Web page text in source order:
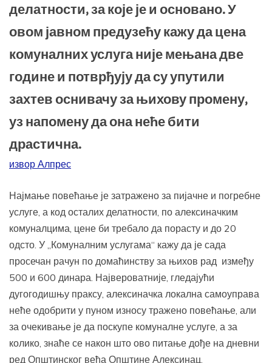
делатности, за које је и основано. У
овом јавном предузећу кажу да цена
комуналних услуга није мењана две
године и потврђују да су упутили
захтев оснивачу за њихову промену,
уз напомену да она неће бити
драстична.
извор Алпрес
Најмање повећање је затражено за пијачне и погребне
услуге, а код осталих делатности, по алексиначким
комуналцима, цене би требало да порасту и до 20
одсто. У „Комуналним услугама“ кажу да је сада
просечан рачун по домаћинству за њихов рад између
500 и 600 динара. Највероватније, гледајући
дугогодишњу праксу, алексиначка локална самоуправа
неће одобрити у пуном износу тражено повећање, али
за очекивање је да поскупе комуналне услуге, а за
колико, знаће се након што ово питање дође на дневни
ред Општинског већа Општине Алексинац.